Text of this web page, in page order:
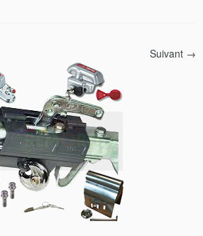
Suivant →